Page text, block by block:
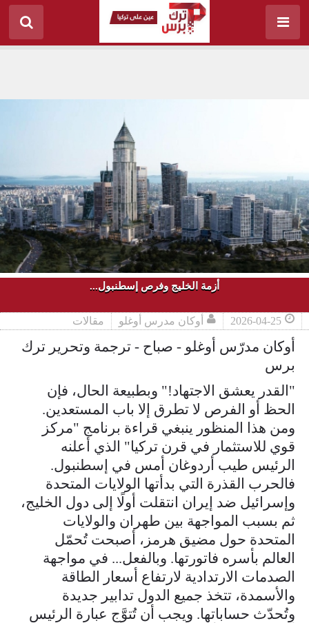
أزمة الخليج وفرص إسطنبول...
2026-04-25 أوكان مدرس أوغلو مقالات
أوكان مدرّس أوغلو - صباح - ترجمة وتحرير ترك
برس
"القدر يعشق الاجتهاد!" وبطبيعة الحال، فإن
الحظ أو الفرص لا تطرق إلا باب المستعدين.
ومن هذا المنظور ينبغي قراءة برنامج "مركز
قوي للاستثمار في قرن تركيا" الذي أعلنه
الرئيس طيب أردوغان أمس في إسطنبول.
فالحرب القذرة التي بدأتها الولايات المتحدة
وإسرائيل ضد إيران انتقلت أولًا إلى دول الخليج،
ثم بسبب المواجهة بين طهران والولايات
المتحدة حول مضيق هرمز، أصبحت تُحمّل
العالم بأسره فاتورتها. وبالفعل... في مواجهة
الصدمات الارتدادية لارتفاع أسعار الطاقة
والأسمدة، تتخذ جميع الدول تدابير جديدة
وتُحدّث حساباتها. ويجب أن تُتوَّج عبارة الرئيس